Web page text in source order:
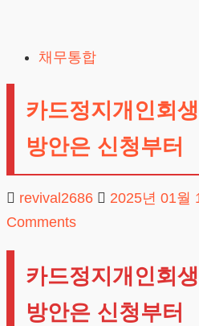
content
채무통합
카드정지개인회
방안은 신청부터
revival2686 2025년 01월
Comments
카드정지개인회
방안은 신청부터